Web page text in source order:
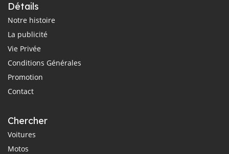
Détails
Notre histoire
La publicité
Vie Privée
Conditions Générales
Promotion
Contact
Chercher
Voitures
Motos